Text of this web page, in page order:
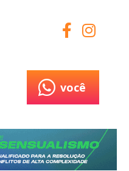
você